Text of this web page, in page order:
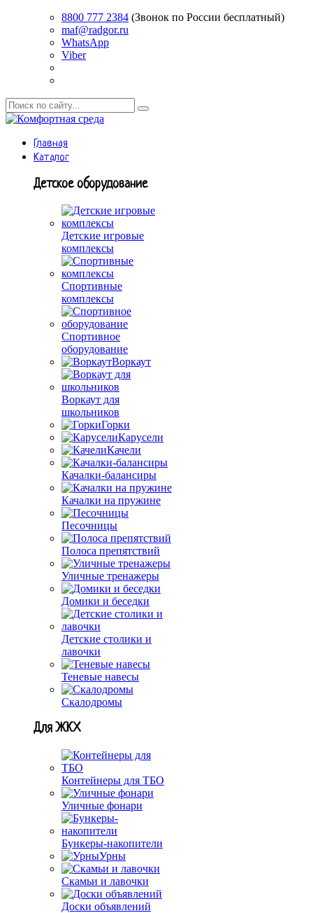
8800 777 2384 (Звонок по России бесплатный)
maf@radgor.ru
WhatsApp
Viber
Главная
Каталог
Детское оборудование
Детские игровые
комплексы
Спортивные
комплексы
Спортивное
оборудование
Воркаут
Воркаут для
школьников
Горки
Карусели
Качели
Качалки-балансиры
Качалки на пружине
Песочницы
Полоса препятствий
Уличные тренажеры
Домики и беседки
Детские столики и
лавочки
Теневые навесы
Скалодромы
Для ЖКХ
Контейнеры для ТБО
Уличные фонари
Бункеры-накопители
Урны
Скамьи и лавочки
Доски объявлений